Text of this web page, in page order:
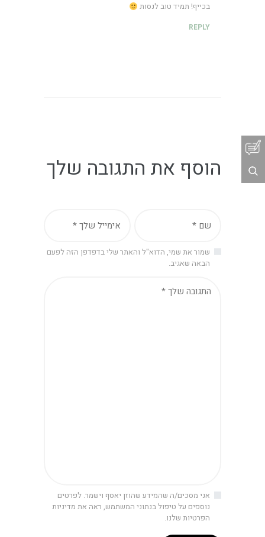
בכייף! תמיד טוב לנסות
REPLY
הוסף את התגובה שלך
שמור את שמי, הדוא"ל והאתר שלי בדפדפן הזה לפעם
הבאה שאגיב.
אני מסכים/ה שהמידע שהוזן יאסף וישמר. לפרטים
נוספים על טיפול בנתוני המשתמש, ראה את מדיניות
הפרטיות שלנו.